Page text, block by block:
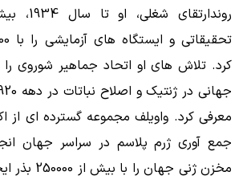
کرد. تلاش های او اتحاد جماهیر شوروی
معرفی کرد. واویلف مجموعه گسترده ای از
جمع آوری ژرم پلاسم در سراسر جهان
مخزن ژنی